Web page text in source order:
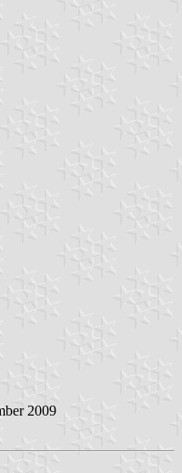
2009